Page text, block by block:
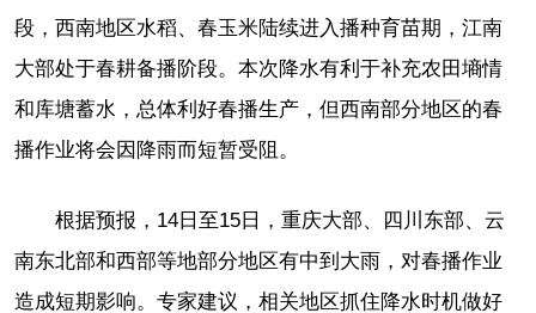
段，西南地区水稻、春玉米陆续进入播种育苗期，江南
大部处于春耕备播阶段。本次降水有利于补充农田墒情
和库塘蓄水，总体利好春播生产，但西南部分地区的春
播作业将会因降雨而短暂受阻。
根据预报，14日至15日，重庆大部、四川东部、云
南东北部和西部等地部分地区有中到大雨，对春播作业
造成短期影响。专家建议，相关地区抓住降水时机做好